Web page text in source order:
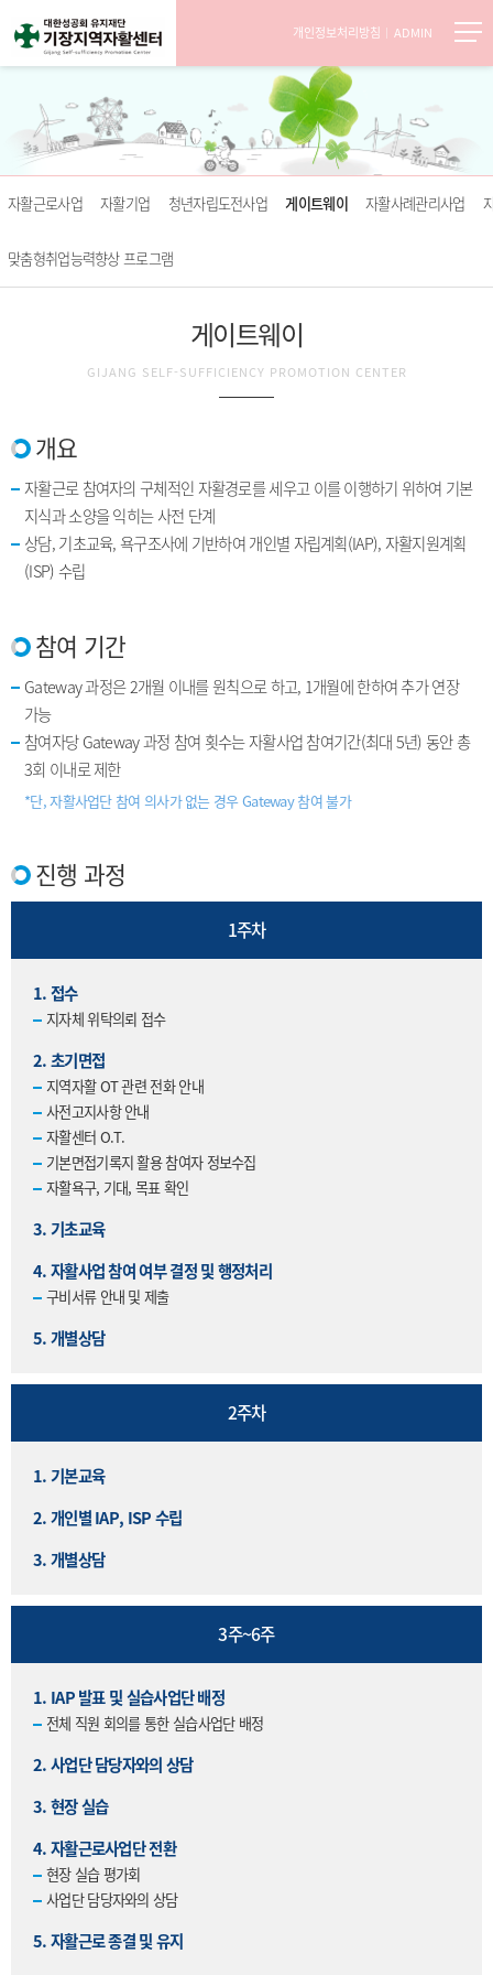
개인정보처리방침 ADMIN
자활근로사업 자활기업 청년자립도전사업 게이트웨이 자활사례관리사업
맞춤형취업능력향상 프로그램
게이트웨이
GIJANG SELF-SUFFICIENCY PROMOTION CENTER
개요
자활근로 참여자의 구체적인 자활경로를 세우고 이를 이행하기 위하여 기본
지식과 소양을 익히는 사전 단계
상담, 기초교육, 욕구조사에 기반하여 개인별 자립계획(IAP), 자활지원계획
(ISP) 수립
참여 기간
Gateway 과정은 2개월 이내를 원칙으로 하고, 1개월에 한하여 추가 연장
가능
참여자당 Gateway 과정 참여 횟수는 자활사업 참여기간(최대 5년) 동안 총
3회 이내로 제한
*단, 자활사업단 참여 의사가 없는 경우 Gateway 참여 불가
진행 과정
1주차
1. 접수
지자체 위탁의뢰 접수
2. 초기면접
지역자활 OT 관련 전화 안내
사전고지사항 안내
자활센터 O.T.
기본면접기록지 활용 참여자 정보수집
자활욕구, 기대, 목표 확인
3. 기초교육
4. 자활사업 참여 여부 결정 및 행정처리
구비서류 안내 및 제출
5. 개별상담
2주차
1. 기본교육
2. 개인별 IAP, ISP 수립
3. 개별상담
3주~6주
1. IAP 발표 및 실습사업단 배정
전체 직원 회의를 통한 실습사업단 배정
2. 사업단 담당자와의 상담
3. 현장 실습
4. 자활근로사업단 전환
현장 실습 평가회
사업단 담당자와의 상담
5. 자활근로 종결 및 유지